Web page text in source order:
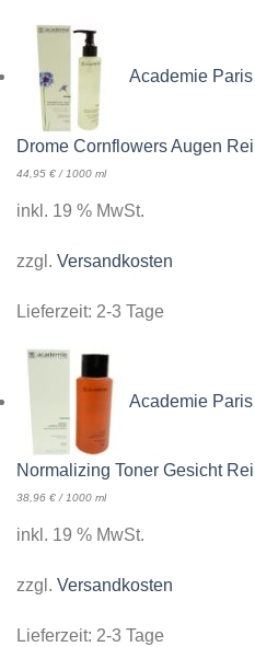
Academie
Drome Cornflowers Augen
44,95 € / 1000 ml
inkl. 19 % MwSt.
zzgl. Versandkosten
Lieferzeit: 2-3 Tage
Academie
Normalizing Toner Gesicht
38,96 €/1000 ml
inkl. 19 % MwSt.
zzgl. Versandkosten
Lieferzeit: 2-3 Tage